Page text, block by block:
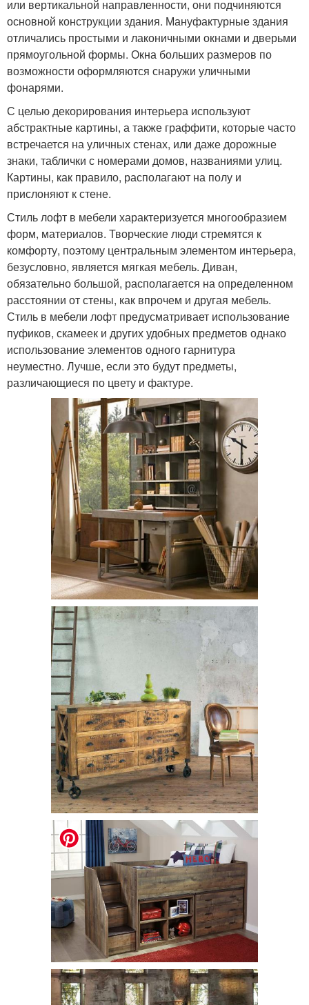
или вертикальной направленности, они подчиняются
основной конструкции здания. Мануфактурные здания
отличались простыми и лаконичными окнами и дверьми
прямоугольной формы. Окна больших размеров по
возможности оформляются снаружи уличными
фонарями.
С целью декорирования интерьера используют
абстрактные картины, а также граффити, которые часто
встречается на уличных стенах, или даже дорожные
знаки, таблички с номерами домов, названиями улиц.
Картины, как правило, располагают на полу и
прислоняют к стене.
Стиль лофт в мебели характеризуется многообразием
форм, материалов. Творческие люди стремятся к
комфорту, поэтому центральным элементом интерьера,
безусловно, является мягкая мебель. Диван,
обязательно большой, располагается на определенном
расстоянии от стены, как впрочем и другая мебель.
Стиль в мебели лофт предусматривает использование
пуфиков, скамеек и других удобных предметов однако
использование элементов одного гарнитура
неуместно. Лучше, если это будут предметы,
различающиеся по цвету и фактуре.